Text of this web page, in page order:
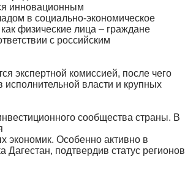
инновационным
в социально-экономическое
физические лица – граждане
с российским
экспертной комиссией, после чего
власти и крупных
сообщества страны. В
экономик. Особенно активно в
Дагестан, подтвердив статус регионов